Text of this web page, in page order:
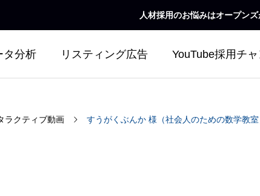
人材採用のお悩みはオープン
タ分析 リスティング広告 YouTube採用チ
ラクティブ動画 すうがくぶんか 様（社会人のための数学教室